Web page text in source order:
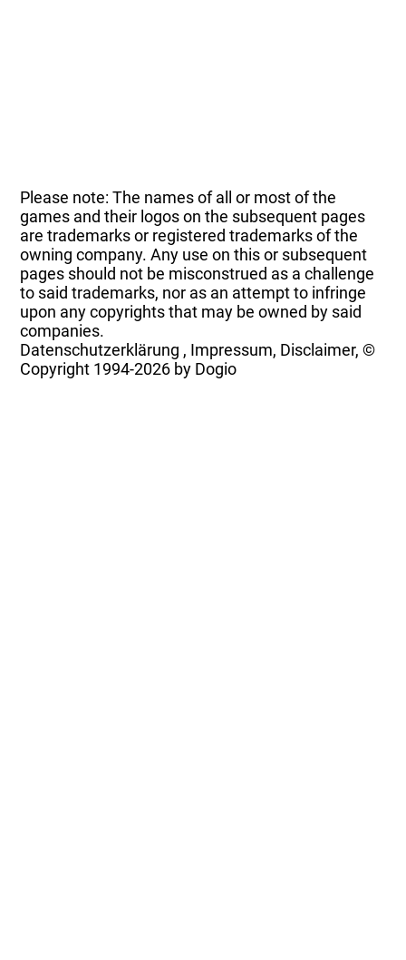
Please note: The names of all or most of the
games and their logos on the subsequent pages
are trademarks or registered trademarks of the
owning company. Any use on this or subsequent
pages should not be misconstrued as a challenge
to said trademarks, nor as an attempt to infringe
upon any copyrights that may be owned by said
companies.
Datenschutzerklärung , Impressum, Disclaimer, ©
Copyright 1994-2026 by Dogio